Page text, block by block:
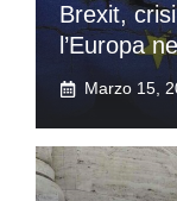
Brexit,
l’Europa
Marzo 15,